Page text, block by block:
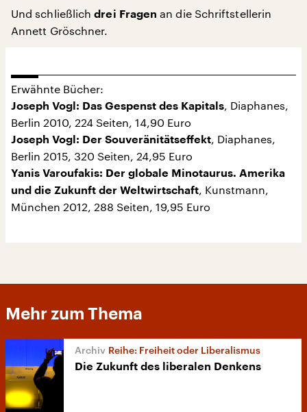
Und schließlich drei Fragen an die Schriftstellerin
Annett Gröschner.
Erwähnte Bücher:
Joseph Vogl: Das Gespenst des Kapitals, Diaphanes,
Berlin 2010, 224 Seiten, 14,90 Euro
Joseph Vogl: Der Souveränitätseffekt, Diaphanes,
Berlin 2015, 320 Seiten, 24,95 Euro
Yanis Varoufakis: Der globale Minotaurus. Amerika
und die Zukunft der Weltwirtschaft, Kunstmann,
München 2012, 288 Seiten, 19,95 Euro
Mehr zum Thema
Reihe: Freiheit oder Liberalismus
Die Zukunft des liberalen Denkens